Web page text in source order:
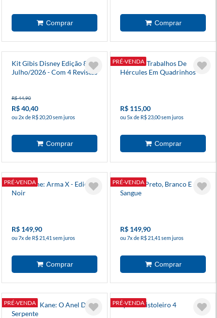
Kit Gibis Disney Edição 85 -
Julho/2026 - Com 4 Revistas
R$ 44,90
R$ 40,40
ou 2x de R$ 20,20 sem juros
PRÉ-VENDA
Os Doze Trabalhos De
Hércules Em Quadrinhos
R$ 115,00
ou 5x de R$ 23,00 sem juros
PRÉ-VENDA
Wolverine: Arma X - Edição
Noir
R$ 149,90
ou 7x de R$ 21,41 sem juros
PRÉ-VENDA
Venom: Preto, Branco E
Sangue
R$ 149,90
ou 7x de R$ 21,41 sem juros
PRÉ-VENDA
Solomon Kane: O Anel Da
Serpente
PRÉ-VENDA
Spawn Pistoleiro 4